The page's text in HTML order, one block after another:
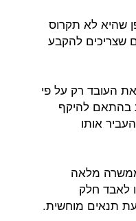
שהיא לא תקרוס
שצריכים להקבע
העובד רק על פי
בהתאם להיקף
אותו
מלאה
לאבד חלק
תנאים מוחשית.